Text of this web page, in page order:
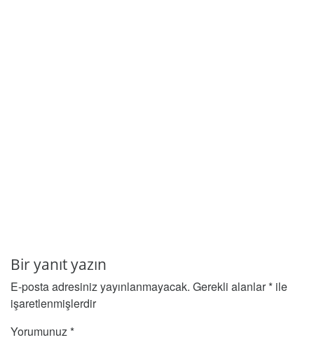
Bir yanıt yazın
E-posta adresiniz yayınlanmayacak. Gerekli alanlar* ile
işaretlenmişlerdir
Yorumunuz*